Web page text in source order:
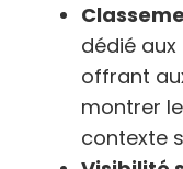
dédié
offrant
montrer
contexte